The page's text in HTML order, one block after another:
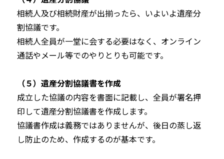
相続人及び相続財産が出揃ったら、いよいよ遺産分
割協議です。
相続人全員が一堂に会する必要はなく、オンライン
通話やメール等でのやりとりも可能です。
（５）遺産分割協議書を作成
成立した協議の内容を書面に記載し、全員が署名押
印して遺産分割協議書を作成します。
協議書作成は義務ではありませんが、後日の蒸し返
し防止のため、作成するのが基本です。